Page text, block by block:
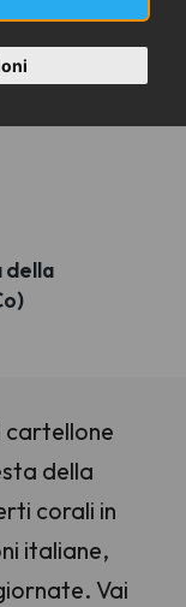
della
cartellone
della
corali in
italiane,
Vai